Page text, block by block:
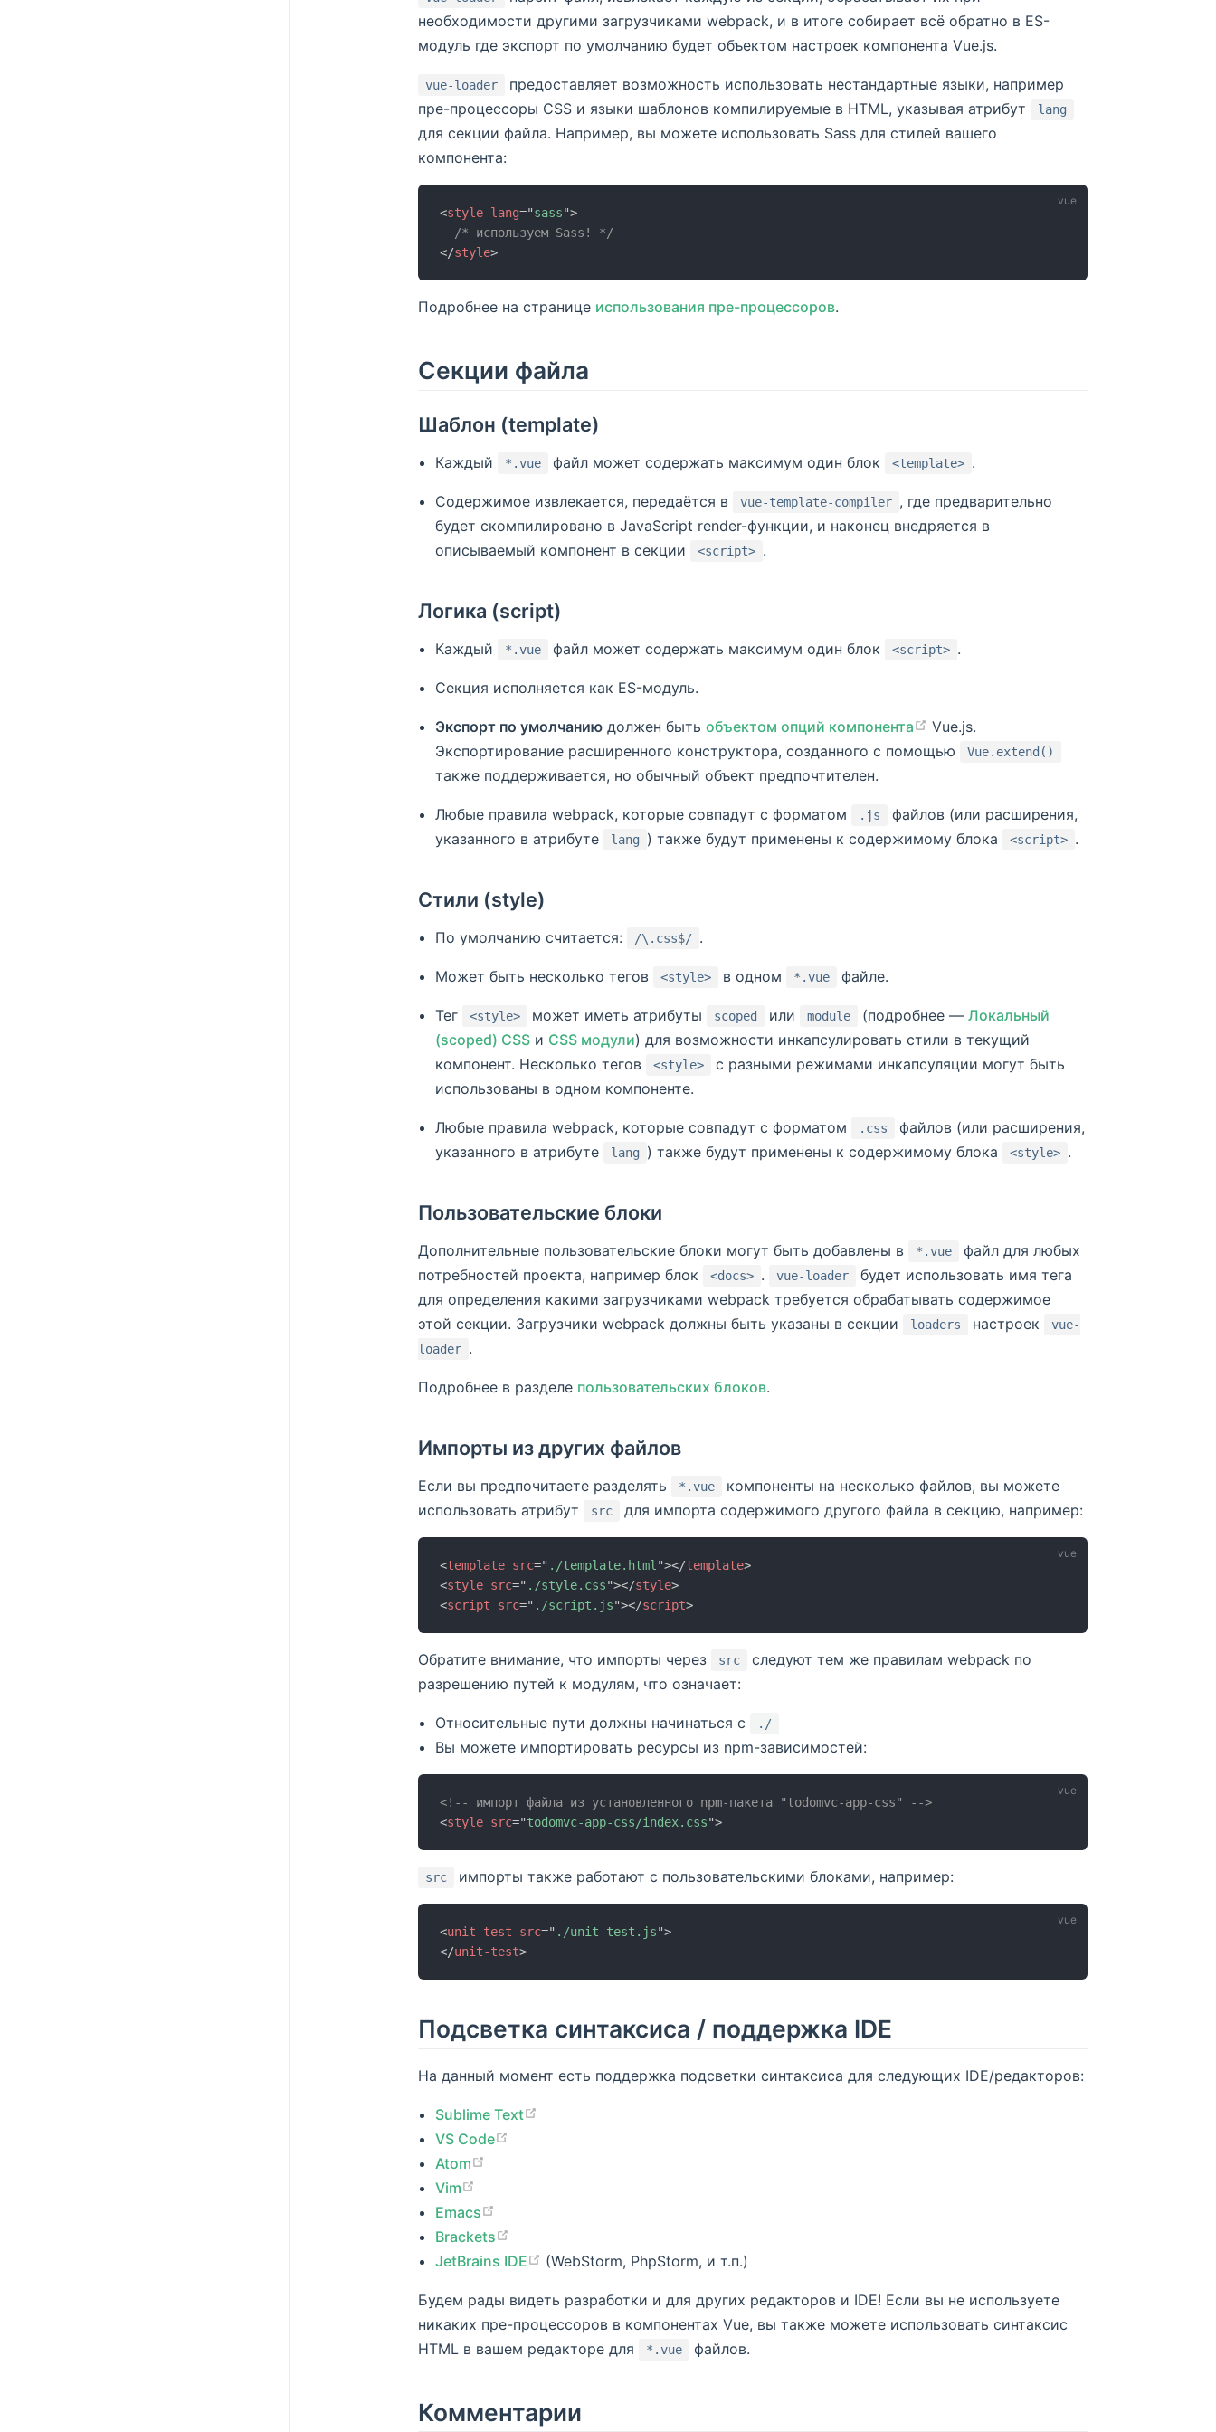
необходимости другими загрузчиками webpack, и в итоге собирает всё обратно в ES-
модуль где экспорт по умолчанию будет объектом настроек компонента Vue.js.
vue-loader
предоставляет возможность использовать нестандартные языки, например
пре-процессоры CSS и языки шаблонов компилируемые в HTML, указывая атрибут
lang
для секции файла. Например, вы можете использовать Sass для стилей вашего
компонента:
<style lang="sass">
/* используем Sass! */
</style>
Подробнее на странице использования пре-процессоров.
Секции файла
Шаблон (template)
Каждый *.vue файл может содержать максимум один блок <template> .
Содержимое извлекается, передаётся в vue-template-compiler , где предварительно
будет скомпилировано в JavaScript render-функции, и наконец внедряется в
описываемый компонент в секции
<script> .
Логика (script)
Каждый *.vue файл может содержать максимум один блок <script> .
Секция исполняется как ES-модуль.
Экспорт по умолчанию должен бытьобъектом опций компонента
Vue.js.
Экспортирование расширенного конструктора, созданного с помощью
Vue.extend()
также поддерживается, но обычный объект предпочтителен.
Любые правила webpack, которые совпадут с форматом .js
файлов (или расширения,
указанного в атрибуте
lang ) также будут применены к содержимому блока <script> .
Стили (style)
По умолчанию считается: /\.css$/ .
Может быть несколько тегов <style> в одном *.vue файле.
Тег <style> может иметь атрибуты scoped или module (подробнее —Локальный
(scoped) CSS и CSS модули) для возможности инкапсулировать стили в текущий
компонент. Несколько тегов
<style>
с разными режимами инкапсуляции могут быть
использованы в одном компоненте.
Любые правила webpack, которые совпадут с форматом .css
файлов (или расширения,
указанного в атрибуте
lang ) также будут применены к содержимому блока <style> .
Пользовательские блоки
Дополнительные пользовательские блоки могут быть добавлены в *.vue
файл для любых
потребностей проекта, например блок
<docs> . vue-loader
будет использовать имя тега
для определения какими загрузчиками webpack требуется обрабатывать содержимое
этой секции. Загрузчики webpack должны быть указаны в секции
loaders настроек
vue-
loader .
Подробнее в разделе пользовательских блоков.
Импорты из других файлов
Если вы предпочитаете разделять *.vue
компоненты на несколько файлов, вы можете
использовать атрибут
src для импорта содержимого другого файла в секцию, например:
<template src=" ./template.html "></template>
<style src=" ./style.css"></style>
<script src=" ./script.js"></script>
Обратите внимание, что импорты через src
следуют тем же правилам webpack по
разрешению путей к модулям, что означает:
Относительные пути должны начинаться с ./
Вы можете импортировать ресурсы из npm-зависимостей:
<!-- импорт файла из установленного npm-пакета "todomvc-app-css" -->
<style src="todomvc-app-css/index.css">
src импорты также работают с пользовательскими блоками, например:
<unit-test src=" ./unit-test.js">
</unit-test>
Подсветка синтаксиса / поддержка IDE
На данный момент есть поддержка подсветки синтаксиса для следующих IDE/редакторов:
Sublime Text
VS Code
Atom
Vim
Emacs
Brackets
JetBrains IDE
(WebStorm, PhpStorm, и т.п.)
Будем рады видеть разработки и для других редакторов и IDE! Если вы не используете
никаких пре-процессоров в компонентах Vue, вы также можете использовать синтаксис
HTML в вашем редакторе для
*.vue файлов.
Комментарии